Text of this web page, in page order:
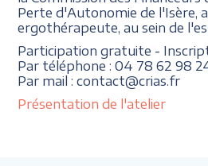
Perte d'Autonomie de l'Isère,
ergothérapeute, au sein de
Participation gratuite -
Par téléphone : 04 78 62 98
Par mail : contact@crias.fr
Présentation de l'atelier